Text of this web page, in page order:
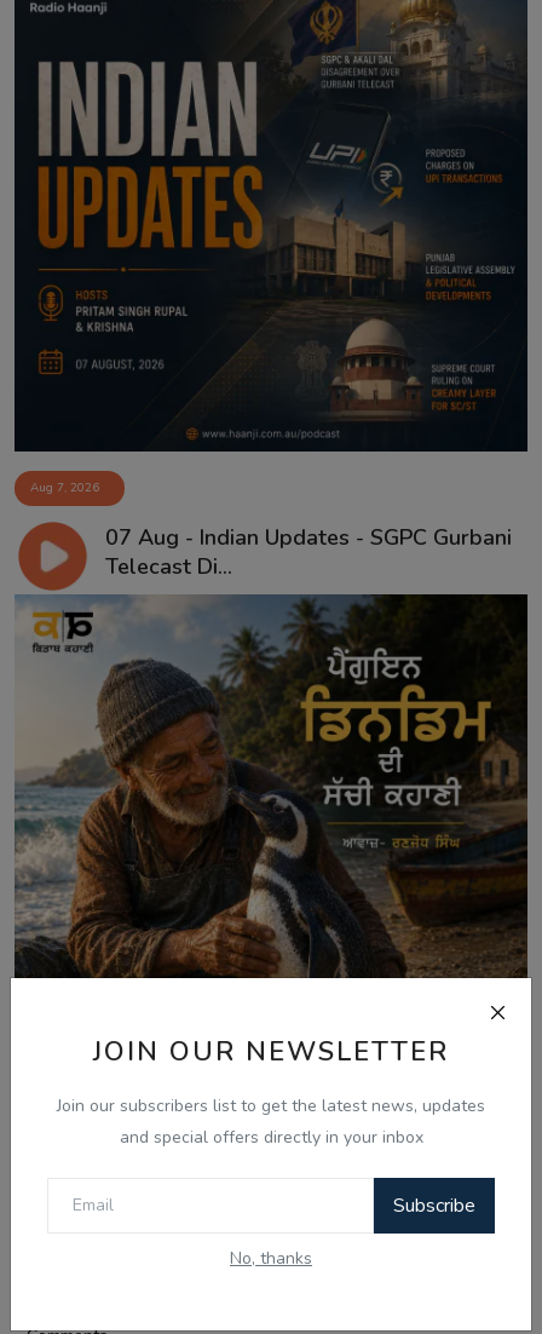
JOIN OUR NEWSLETTER
Join our subscribers list to get the latest news, updates
and special offers directly in your inbox
Subscribe
No, thanks
Aug 7, 2026
07 Aug - Indian Updates - SGPC Gurbani
Telecast Di...
ਪੈਂਗੁਇਨ ਡਿਨਡਿਮ ਦੀ ਸੱਚੀ ਕਹਾਣੀ - Punjabi